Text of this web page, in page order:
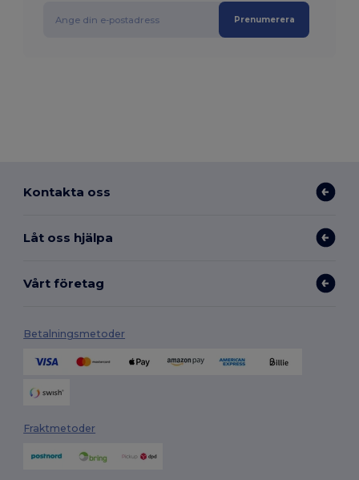
Prenumerera
Kontakta oss
Låt oss hjälpa
Vårt företag
Betalningsmetoder
Fraktmetoder